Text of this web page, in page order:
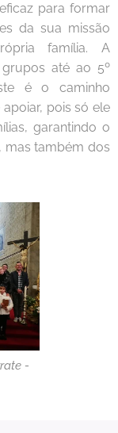
para formar
da sua missão
família. A
até ao 5º
é o caminho
pois só ele
garantindo o
mas também dos
-